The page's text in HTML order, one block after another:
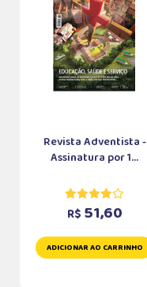
Revista Adventista -
Assinatura por 1...
R$ 51,60
ADICIONAR AO CARRINHO